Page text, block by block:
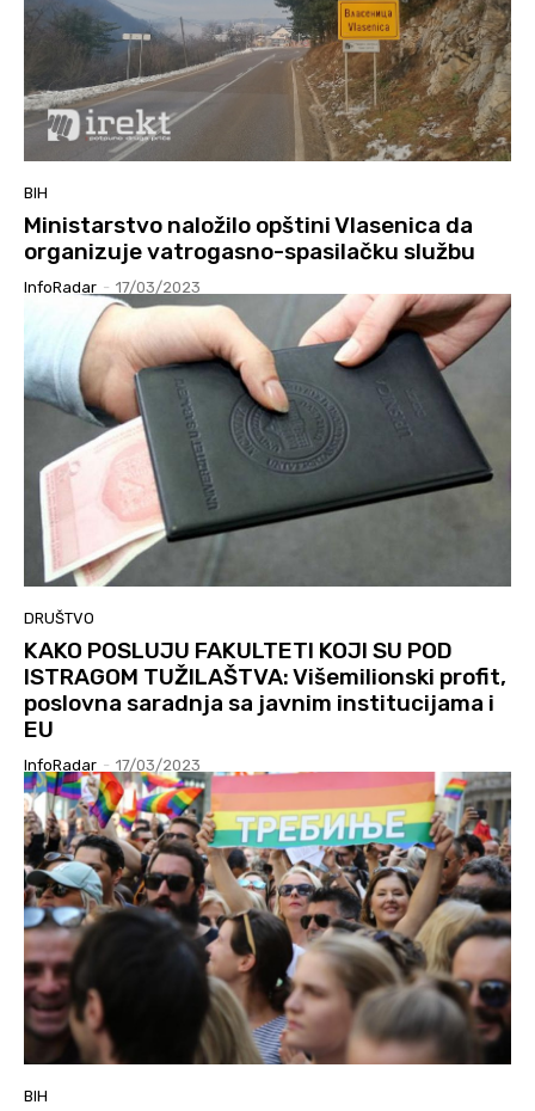
BIH
Ministarstvo naložilo opštini Vlasenica da
organizuje vatrogasno-spasilačku službu
InfoRadar - 17/03/2023
DRUŠTVO
KAKO POSLUJU FAKULTETI KOJI SU POD
ISTRAGOM TUŽILAŠTVA: Višemilionski profit,
poslovna saradnja sa javnim institucijama i
EU
InfoRadar - 17/03/2023
BIH